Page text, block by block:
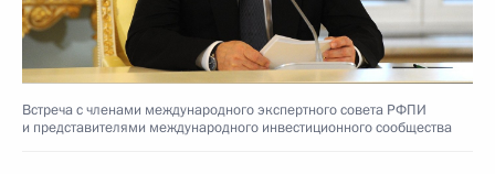
Встреча с членами международного экспертного совета РФПИ
и представителями международного инвестиционного сообщества